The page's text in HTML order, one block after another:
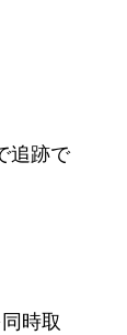
追跡で
時取